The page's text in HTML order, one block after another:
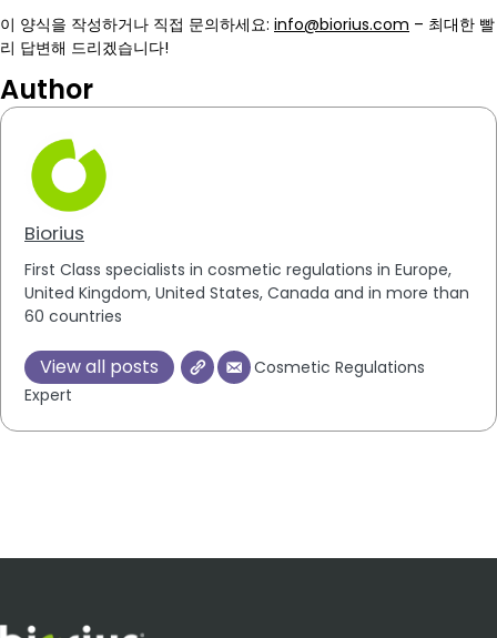
이 양식을 작성하거나 직접 문의하세요: info@biorius.com – 최대한 빨
리 답변해 드리겠습니다!
Author
Biorius
First Class specialists in cosmetic regulations in Europe,
United Kingdom, United States, Canada and in more than
60 countries
View all posts
Cosmetic Regulations
Expert